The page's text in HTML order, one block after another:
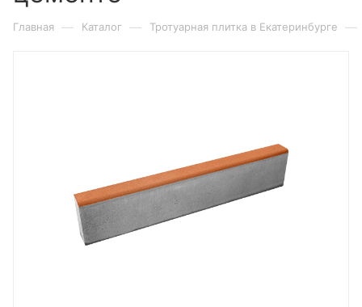
Главная — Каталог — Тротуарная плитка в Екатеринбурге —